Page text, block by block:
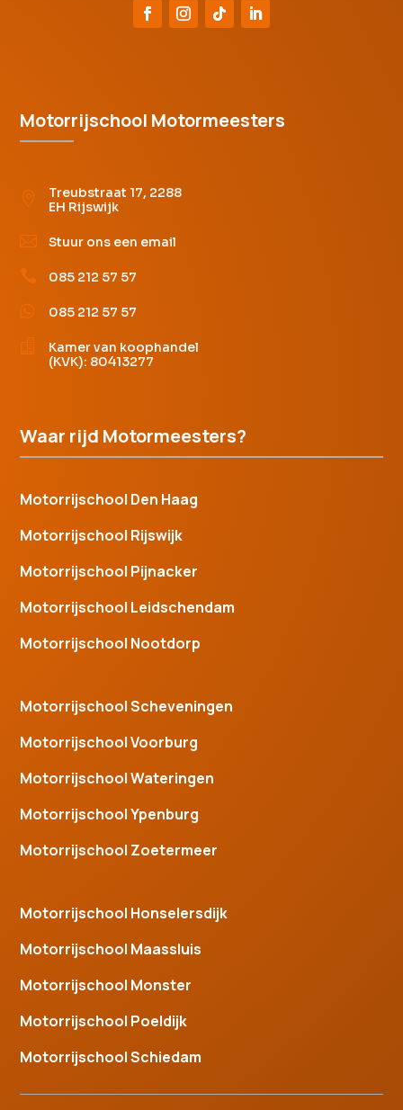
Motorrijschool Motormeesters

Treubstraat 17, 2288
EH Rijswijk
 Stuur ons een email
085 212 57 57
085 212 57 57
Kamer van koophandel
(KVK): 80413277
Waar rijd Motormeesters?
Motorrijschool Den Haag
Motorrijschool Rijswijk
Motorrijschool Pijnacker
Motorrijschool Leidschendam
Motorrijschool Nootdorp
Motorrijschool Scheveningen
Motorrijschool Voorburg
Motorrijschool Wateringen
Motorrijschool Ypenburg
Motorrijschool Zoetermeer
Motorrijschool Honselersdijk
Motorrijschool Maassluis
Motorrijschool Monster
Motorrijschool Poeldijk
Motorrijschool Schiedam